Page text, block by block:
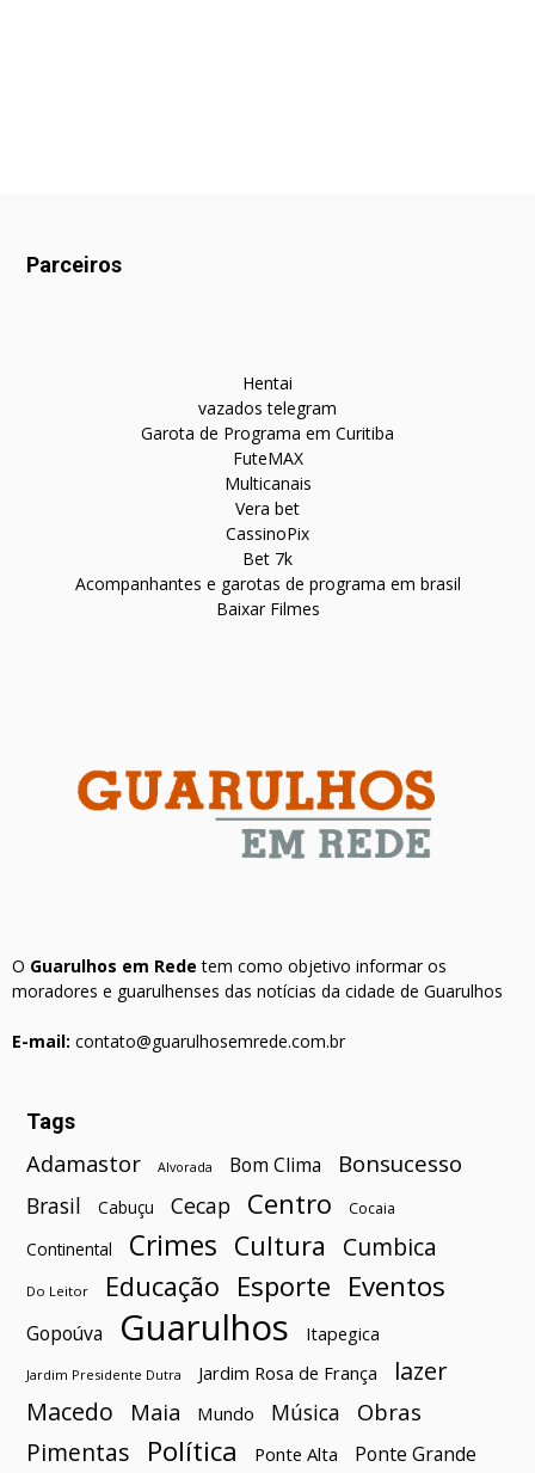
Parceiros
Hentai
vazados telegram
Garota de Programa em Curitiba
FuteMAX
Multicanais
Vera bet
CassinoPix
Bet 7k
Acompanhantes e garotas de programa em brasil
Baixar Filmes
O Guarulhos em Rede tem como objetivo informar os
moradores e guarulhenses das notícias da cidade de Guarulhos
E-mail: contato@guarulhosemrede.com.br
Tags
Adamastor Alvorada Bom Clima Bonsucesso
Brasil Cabuçu Cecap Centro Cocaia
Continental Crimes Cultura Cumbica
Do Leitor Educação Esporte Eventos
Gopoúva Guarulhos Itapegica
Jardim Presidente Dutra Jardim Rosa de França
lazer
Macedo
Maia Mundo Música Obras
Pimentas Política Ponte Alta Ponte Grande